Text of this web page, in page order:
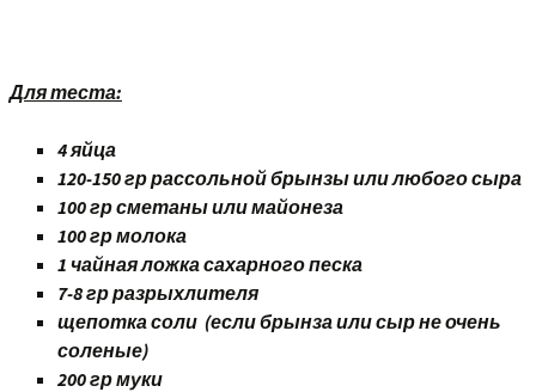
Для теста:
4 яйца
120-150 гр рассольной брынзы или любого сыра
100 гр сметаны или майонеза
100 гр молока
1 чайная ложка сахарного песка
7-8 гр разрыхлителя
щепотка соли (если брынза или сыр не очень
соленые)
200 гр муки